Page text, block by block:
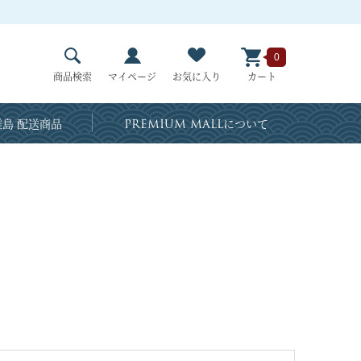
商品検索 マイページ お気に入り カート
0
配送商品 PREMIUM MALLについて